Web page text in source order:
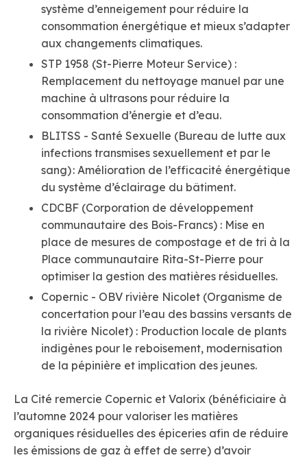
système d’enneigement pour réduire la
consommation énergétique et mieux s’adapter
aux changements climatiques.
STP 1958 (St-Pierre Moteur Service) :
Remplacement du nettoyage manuel par une
machine à ultrasons pour réduire la
consommation d’énergie et d’eau.
BLITSS - Santé Sexuelle (Bureau de lutte aux
infections transmises sexuellement et par le
sang) : Amélioration de l’efficacité énergétique
du système d’éclairage du bâtiment.
CDCBF (Corporation de développement
communautaire des Bois-Francs) : Mise en
place de mesures de compostage et de tri à la
Place communautaire Rita-St-Pierre pour
optimiser la gestion des matières résiduelles.
Copernic - OBV rivière Nicolet (Organisme de
concertation pour l’eau des bassins versants de
la rivière Nicolet) : Production locale de plants
indigènes pour le reboisement, modernisation
de la pépinière et implication des jeunes.
La Cité remercie Copernic et Valorix (bénéficiaire à
l’automne 2024 pour valoriser les matières
organiques résiduelles des épiceries afin de réduire
les émissions de gaz à effet de serre) d’avoir